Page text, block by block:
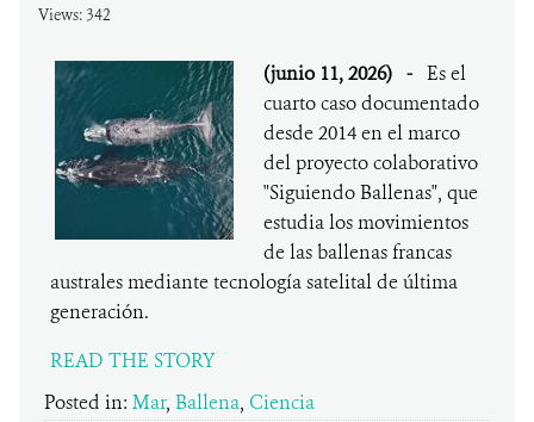
Views: 342
(junio 11, 2026) - Es el
cuarto caso documentado
desde 2014 en el marco
del proyecto colaborativo
"Siguiendo Ballenas", que
estudia los movimientos
de las ballenas francas
australes mediante tecnología satelital de última
generación.
READ THE STORY
Posted in: Mar, Ballena, Ciencia